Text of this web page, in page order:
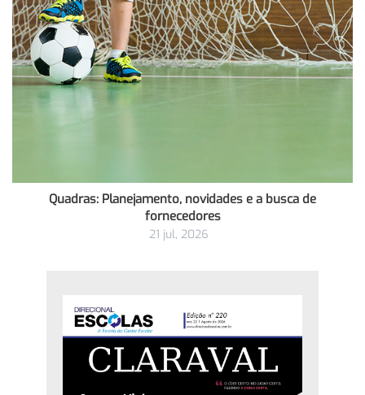
Quadras: Planejamento, novidades e a busca de
fornecedores
21 jul, 2026